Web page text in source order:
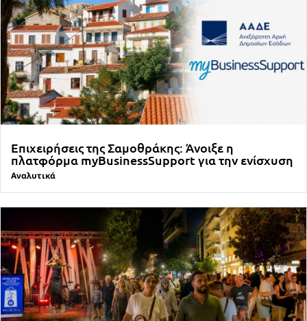
Επιχειρήσεις της Σαμοθράκης: Άνοιξε η
πλατφόρμα myBusinessSupport για την ενίσχυση
Αναλυτικά